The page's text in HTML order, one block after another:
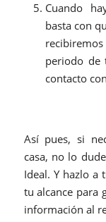
Cuando
basta con
periodo de
contacto
Así pues, si
casa, no lo
Ideal. Y hazlo a
tu alcance para
información al